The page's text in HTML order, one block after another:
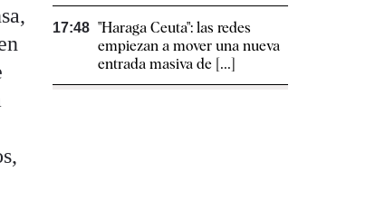
17:48 "Haraga Ceuta": las redes
empiezan a mover una nueva
entrada masiva de [...]